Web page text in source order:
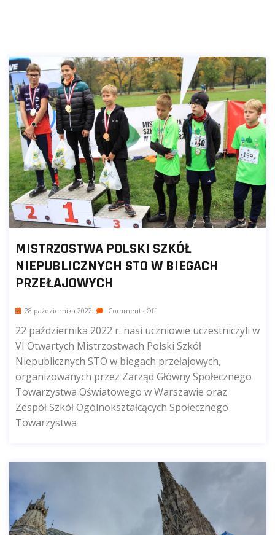
MISTRZOSTWA POLSKI SZKÓŁ
NIEPUBLICZNYCH STO W BIEGACH
PRZEŁAJOWYCH
28 października 2022 Comments Off
22 października 2022 r. nasi uczniowie uczestniczyli w
VI Otwartych Mistrzostwach Polski Szkół
Niepublicznych STO w biegach przełajowych,
organizowanych przez Zarząd Główny Społecznego
Towarzystwa Oświatowego w Warszawie oraz
Zespół Szkół Ogólnokształcących Społecznego
Towarzystwa